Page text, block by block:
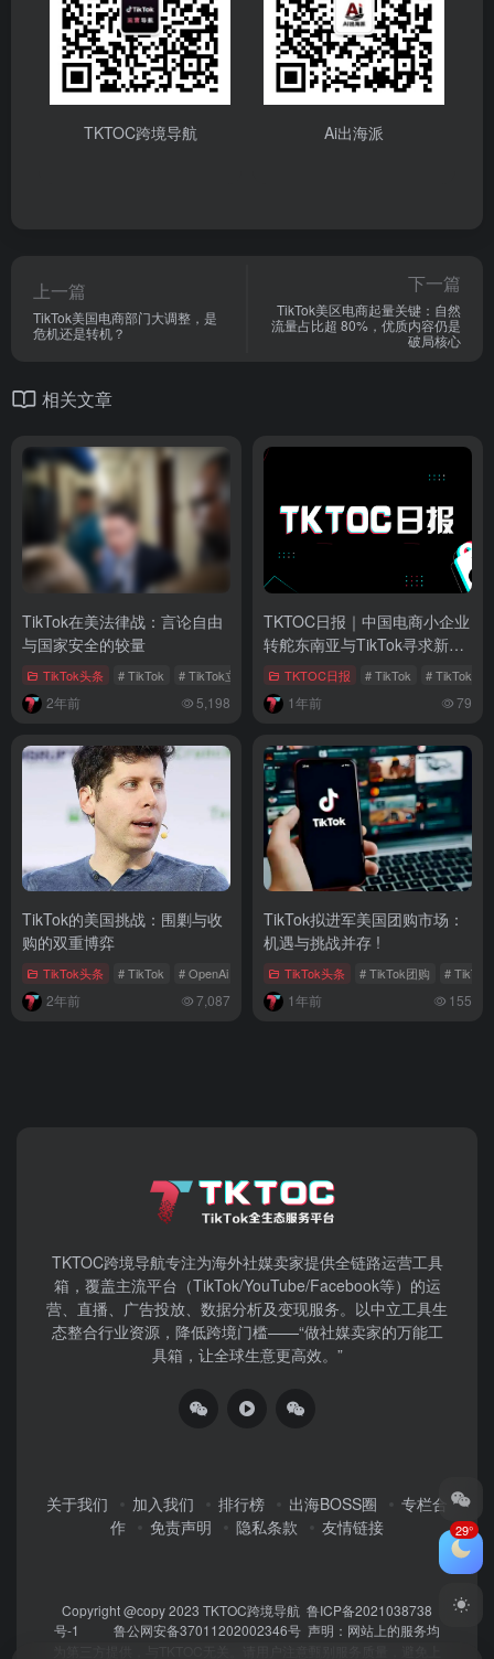
TKTOC跨境导航 Ai出海派
上一篇
TikTok美国电商部门大调整，是
危机还是转机？
下一篇
TikTok美区电商起量关键：自然
流量占比超 80%，优质内容仍是
破局核心
相关文章
TikTok在美法律战：言论自由
与国家安全的较量
TikTok头条 # TikTok # TikTok立场
2年前 5,198
TKTOC日报｜中国电商小企业
转舵东南亚与TikTok寻求新出
路 TKTOC日报 # TikTok # TikTok
1年前 79
TikTok的美国挑战：围剿与收
购的双重博弈
TikTok头条 # TikTok # OpenAi # 美国市场
2年前 7,087
TikTok拟进军美国团购市场：
机遇与挑战并存 !
TikTok头条 # TikTok团购 #
1年前 155
TKTOC跨境导航​专注为海外社媒卖家提供全链路运营工具
箱，覆盖主流平台（TikTok/YouTube/Facebook等）​的运
营、直播、广告投放、数据分析及变现服务。以中立工具生
态整合行业资源，降低跨境门槛——“做社媒卖家的万能工
具箱，让全球生意更高效。”
关于我们 加入我们 排行榜 出海BOSS圈
专栏合
作
免责声明 隐私条款 友情链接
Copyright @copy 2023 TKTOC跨境导航 鲁ICP备2021038738
号-1
鲁公网安备37011202002346号 声明：网站上的服务均
29°